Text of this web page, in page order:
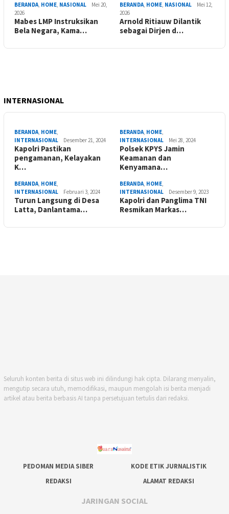
BERANDA, HOME, NASIONAL
Mei 20,
2026
Mabes LMP Instruksikan
Bela Negara, Kama…
BERANDA, HOME, NASIONAL
Mei 12,
2026
Arnold Ritiauw Dilantik
sebagai Dirjen d…
INTERNASIONAL
BERANDA, HOME,
INTERNASIONAL
Desember 21, 2024
Kapolri Pastikan
pengamanan, Kelayakan
K…
BERANDA, HOME,
INTERNASIONAL
Mei 28, 2024
Polsek KPYS Jamin
Keamanan dan
Kenyamana…
BERANDA, HOME,
INTERNASIONAL
Februari 3, 2024
Turun Langsung di Desa
Latta, Danlantama…
BERANDA, HOME,
INTERNASIONAL
Desember 9, 2023
Kapolri dan Panglima TNI
Resmikan Markas…
Seluruh konten berita di situs web ini dilindungi hak cipta. Dilarang menyalin,
mengutip secara utuh, memodifikasi, maupun mengolah isi berita menjadi
artikel atau berita berbasis AI tanpa persetujuan tertulis dari redaksi.
PEDOMAN MEDIA SIBER
KODE ETIK JURNALISTIK
REDAKSI
ALAMAT REDAKSI
JARINGAN SOCIAL